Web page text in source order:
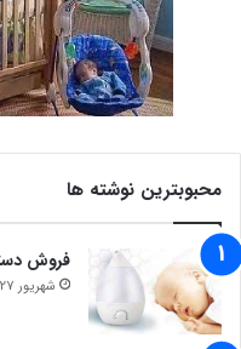
محبوبترین نوشته ها
فروش
شهریور 27, 1398